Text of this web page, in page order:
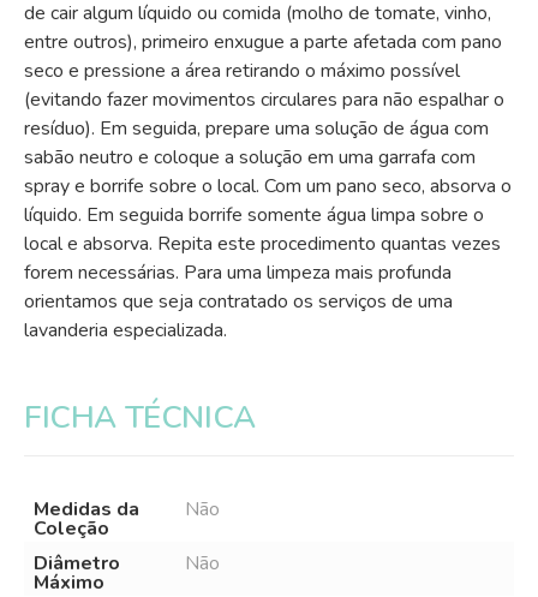
de cair algum líquido ou comida (molho de tomate, vinho,
entre outros), primeiro enxugue a parte afetada com pano
seco e pressione a área retirando o máximo possível
(evitando fazer movimentos circulares para não espalhar o
resíduo). Em seguida, prepare uma solução de água com
sabão neutro e coloque a solução em uma garrafa com
spray e borrife sobre o local. Com um pano seco, absorva o
líquido. Em seguida borrife somente água limpa sobre o
local e absorva. Repita este procedimento quantas vezes
forem necessárias. Para uma limpeza mais profunda
orientamos que seja contratado os serviços de uma
lavanderia especializada.
FICHA TÉCNICA
Medidas da
Coleção
Não
Diâmetro
Máximo
Não